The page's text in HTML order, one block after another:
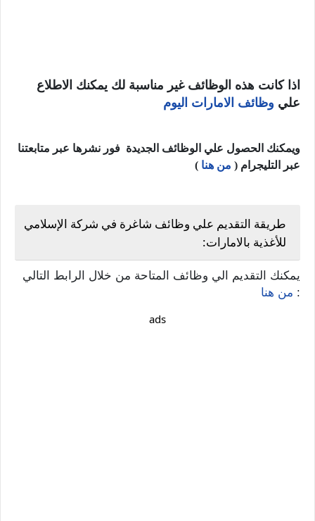
اذا كانت هذه الوظائف غير مناسبة لك يمكنك الاطلاع
علي وظائف الامارات اليوم
ويمكنك الحصول علي الوظائف الجديدة فور نشرها عبر متابعتنا
عبر التليجرام ( من هنا )
طريقة التقديم علي وظائف شاغرة في شركة الإسلامي
للأغذية بالامارات:
يمكنك التقديم الي وظائف المتاحة من خلال الرابط التالي
: من هنا
ads